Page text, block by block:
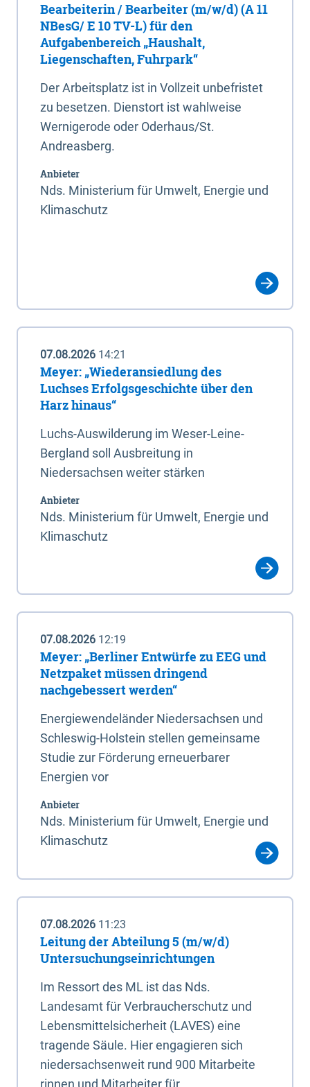
Bearbeiterin / Bearbeiter (m/w/d) (A 11
NBesG/ E 10 TV-L) für den
Aufgabenbereich „Haushalt,
Liegenschaften, Fuhrpark“
Der Arbeitsplatz ist in Vollzeit unbefristet
zu besetzen. Dienstort ist wahlweise
Wernigerode oder Oderhaus/St.
Andreasberg.
Anbieter
Nds. Ministerium für Umwelt, Energie und
Klimaschutz
07.08.2026 14:21
Meyer: „Wiederansiedlung des
Luchses Erfolgsgeschichte über den
Harz hinaus“
Luchs-Auswilderung im Weser-Leine-
Bergland soll Ausbreitung in
Niedersachsen weiter stärken
Anbieter
Nds. Ministerium für Umwelt, Energie und
Klimaschutz
07.08.2026 12:19
Meyer: „Berliner Entwürfe zu EEG und
Netzpaket müssen dringend
nachgebessert werden“
Energiewendeländer Niedersachsen und
Schleswig-Holstein stellen gemeinsame
Studie zur Förderung erneuerbarer
Energien vor
Anbieter
Nds. Ministerium für Umwelt, Energie und
Klimaschutz
07.08.2026 11:23
Leitung der Abteilung 5 (m/w/d)
Untersuchungseinrichtungen
Im Ressort des ML ist das Nds.
Landesamt für Verbraucherschutz und
Lebensmittelsicherheit (LAVES) eine
tragende Säule. Hier engagieren sich
niedersachsenweit rund 900 Mitarbeite